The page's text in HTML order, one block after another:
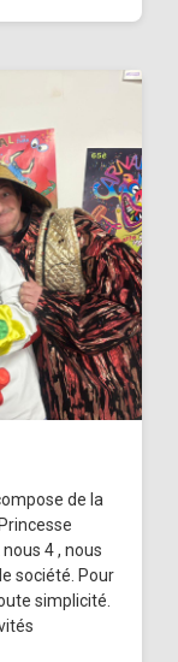
de la
4 , nous
société. Pour
simplicité.